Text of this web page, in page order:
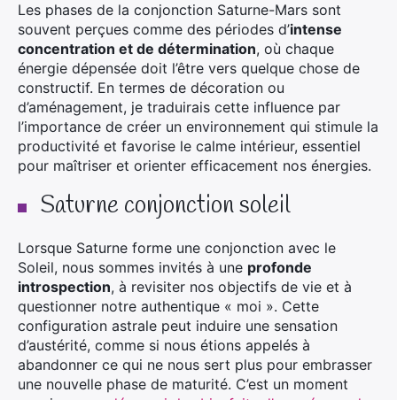
Les phases de la conjonction Saturne-Mars sont
souvent perçues comme des périodes d’intense
concentration et de détermination, où chaque
énergie dépensée doit l’être vers quelque chose de
constructif. En termes de décoration ou
d’aménagement, je traduirais cette influence par
l’importance de créer un environnement qui stimule la
productivité et favorise le calme intérieur, essentiel
pour maîtriser et orienter efficacement nos énergies.
Saturne conjonction soleil
Lorsque Saturne forme une conjonction avec le
Soleil, nous sommes invités à une profonde
introspection, à revisiter nos objectifs de vie et à
questionner notre authentique « moi ». Cette
configuration astrale peut induire une sensation
d’austérité, comme si nous étions appelés à
abandonner ce qui ne nous sert plus pour embrasser
une nouvelle phase de maturité. C’est un moment